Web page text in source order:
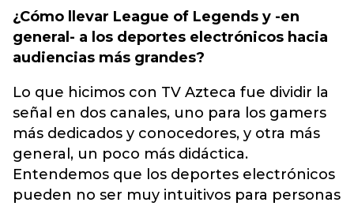
¿Cómo llevar League of Legends y -en
general- a los deportes electrónicos hacia
audiencias más grandes?
Lo que hicimos con TV Azteca fue dividir la
señal en dos canales, uno para los gamers
más dedicados y conocedores, y otra más
general, un poco más didáctica.
Entendemos que los deportes electrónicos
pueden no ser muy intuitivos para personas